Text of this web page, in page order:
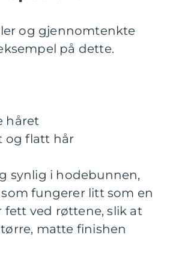
og gjennomtenkte
på dette.
håret
og flatt hår
synlig i hodebunnen,
fungerer litt som en
fett ved røttene, slik at
matte finishen